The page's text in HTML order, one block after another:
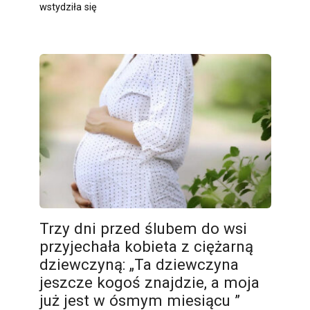
wstydziła się
Trzy dni przed ślubem do wsi
przyjechała kobieta z ciężarną
dziewczyną: „Ta dziewczyna
jeszcze kogoś znajdzie, a moja
już jest w ósmym miesiącu ”